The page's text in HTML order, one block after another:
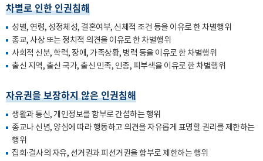
차별로 인한 인권침해
성별, 연령, 성정체성, 결혼여부, 신체적 조건 등을 이유로 한 차별행위
종교, 사상 또는 정치적 의견을 이유로 한 차별행위
사회적 신분, 학력, 장애, 가족상황, 병력 등을 이유로 한 차별행위
출신 지역, 출신 국가, 출신 민족, 인종, 피부색을 이유로 한 차별행위
자유권을 보장하지 않은 인권침해
생활과 통신, 개인정보를 함부로 간섭하는 행위
종교나 신념, 양심에 따라 행동하고 의견을 자유롭게 표명할 권리를 제한하는
행위
집회·결사의 자유, 선거권과 피선거권을 함부로 제한하는 행위